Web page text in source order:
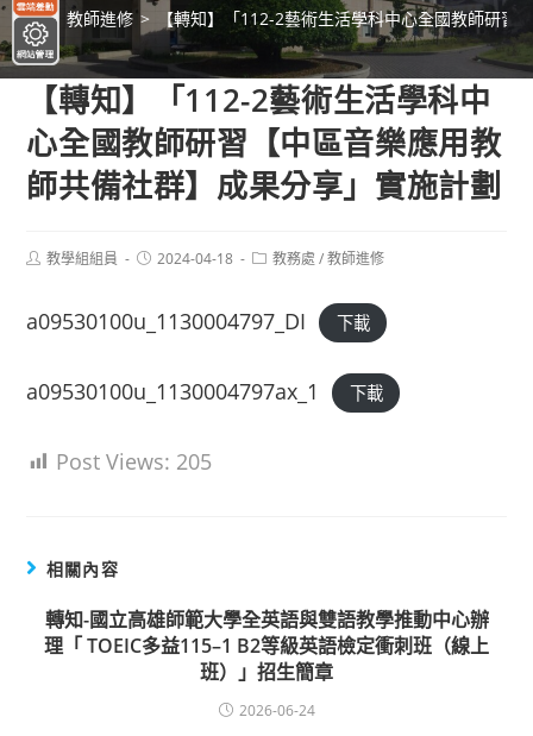
> 教師進修 > 【轉知】「112-2藝術生活學科中心全國教師研
【轉知】「112-2藝術生活學科中
心全國教師研習【中區音樂應用教
師共備社群】成果分享」實施計劃
Post教學組組員
Post2024-04-18
Post教務處 / 教師進修
a09530100u_1130004797_DI 下載
a09530100u_1130004797ax_1 下載
Post Views: 205
相關內容
轉知-國立高雄師範大學全英語與雙語教學推動中心辦
理「 TOEIC多益115–1 B2等級英語檢定衝刺班（線上
班）」招生簡章
2026-06-24